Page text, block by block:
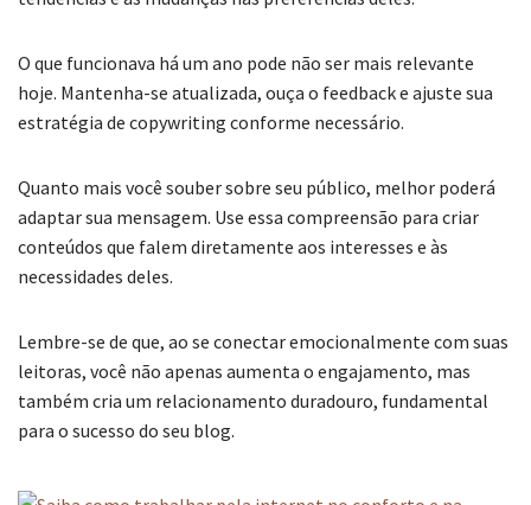
O que funcionava há um ano pode não ser mais relevante
hoje. Mantenha-se atualizada, ouça o feedback e ajuste sua
estratégia de copywriting conforme necessário.
Quanto mais você souber sobre seu público, melhor poderá
adaptar sua mensagem. Use essa compreensão para criar
conteúdos que falem diretamente aos interesses e às
necessidades deles.
Lembre-se de que, ao se conectar emocionalmente com suas
leitoras, você não apenas aumenta o engajamento, mas
também cria um relacionamento duradouro, fundamental
para o sucesso do seu blog.